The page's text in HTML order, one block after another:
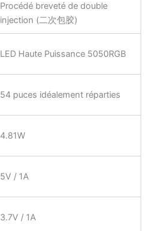
Procédé breveté de double
injection (二次包胶)
LED Haute Puissance 5050RGB
54 puces idéalement réparties
4.81W
5V / 1A
3.7V / 1A